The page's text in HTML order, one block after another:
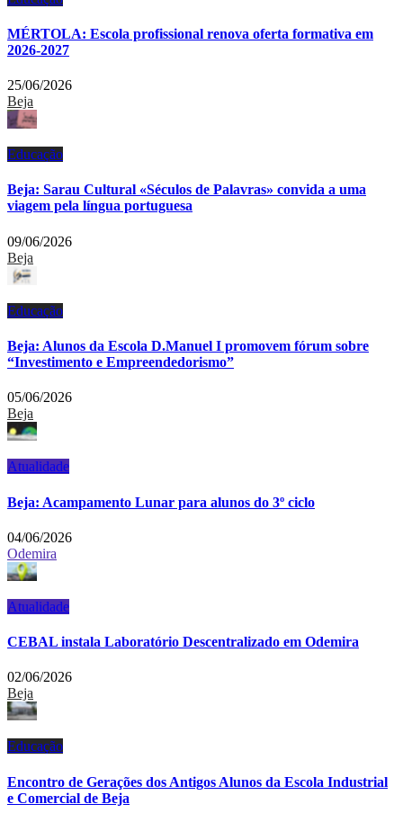
MÉRTOLA: Escola profissional renova oferta formativa em
2026-2027
25/06/2026
Beja
Educação
Beja: Sarau Cultural «Séculos de Palavras» convida a uma
viagem pela língua portuguesa
09/06/2026
Beja
Educação
Beja: Alunos da Escola D.Manuel I promovem fórum sobre
“Investimento e Empreendedorismo”
05/06/2026
Beja
Atualidade
Beja: Acampamento Lunar para alunos do 3º ciclo
04/06/2026
Odemira
Atualidade
CEBAL instala Laboratório Descentralizado em Odemira
02/06/2026
Beja
Educação
Encontro de Gerações dos Antigos Alunos da Escola Industrial
e Comercial de Beja